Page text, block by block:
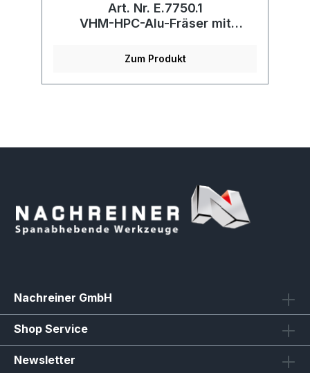
Art. Nr. E.7750.1
VHM-HPC-Alu-Fräser mit
Zum Produkt
Nachreiner GmbH
Shop Service
Newsletter